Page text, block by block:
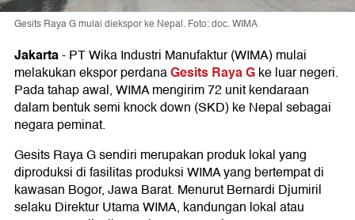
Gesits Raya G mulai diekspor ke Nepal. Foto: doc. WIMA
Jakarta-PT Wika Industri Manufaktur (WIMA) mulai
melakukan ekspor perdanaGesits Raya Gke luar negeri.
Pada tahap awal, WIMA mengirim 72 unit kendaraan
dalam bentuk semi knock down (SKD) ke Nepal sebagai
negara peminat.
Gesits Raya G sendiri merupakan produk lokal yang
diproduksi di fasilitas produksi WIMA yang bertempat di
kawasan Bogor, Jawa Barat. Menurut Bernardi Djumiril
selaku Direktur Utama WIMA, kandungan lokal atau